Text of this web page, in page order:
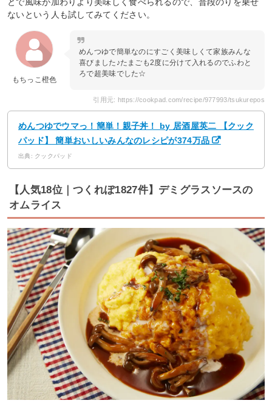
ないという人も試してみてください。
もちっこ橙色
めんつゆで簡単なのにすごく美味しくて家族みんな
喜びました♪たまごも2度に分けて入れるのでふわと
ろで超美味でした☆
引用元: https://cookpad.com/recipe/977993/tsukurepos
めんつゆでウマっ！簡単！親子丼！ by 居酒屋英二 【クック
パッド】 簡単おいしいみんなのレシピが374万品
出典: クックパッド
【人気18位｜つくれぽ1827件】デミグラスソースの
オムライス